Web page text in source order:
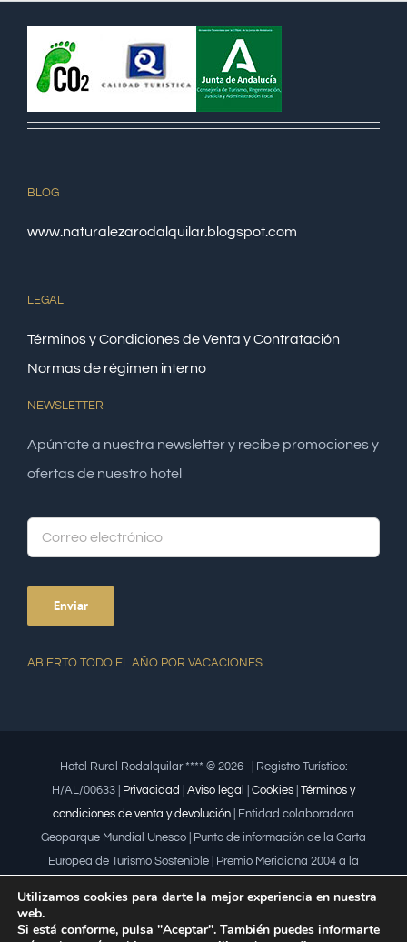
BLOG
www.naturalezarodalquilar.blogspot.com
LEGAL
Términos y Condiciones de Venta y Contratación
Normas de régimen interno
NEWSLETTER
Apúntate a nuestra newsletter y recibe promociones y
ofertas de nuestro hotel
ABIERTO TODO EL AÑO POR VACACIONES
Hotel Rural Rodalquilar **** © 2026 | Registro Turístico:
H/AL/00633 |
Privacidad Aviso legal Cookies Términos y
condiciones de venta y devolución | Entidad colaboradora
Geoparque Mundial Unesco | Punto de información de la Carta
Europea de Turismo Sostenible | Premio Meridiana 2004 a la
Utilizamos cookies para darte la mejor experiencia en nuestra
web.
Si está conforme, pulsa "Aceptar". También puedes informarte